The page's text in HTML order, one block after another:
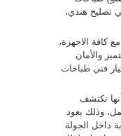
تصليح هندي،
كافة الاجهزة،
والأمان
فني طباخات
تكتشف
وذلك يعود
داخل الجولة